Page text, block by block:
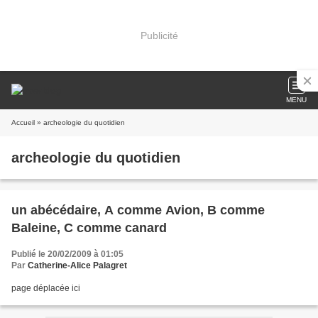
Publicité
MENU
Accueil » archeologie du quotidien
archeologie du quotidien
un abécédaire, A comme Avion, B comme
Baleine, C comme canard
Publié le 20/02/2009 à 01:05
Par Catherine-Alice Palagret
page déplacée ici